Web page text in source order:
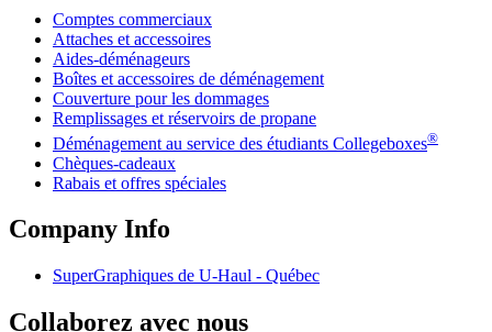
Comptes commerciaux
Attaches et accessoires
Aides-déménageurs
Boîtes et accessoires de déménagement
Couverture pour les dommages
Remplissages et réservoirs de propane
Déménagement au service des étudiants Collegeboxes®
Chèques-cadeaux
Rabais et offres spéciales
Company Info
SuperGraphiques de U-Haul - Québec
Collaborez avec nous